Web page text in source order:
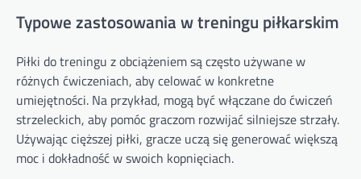
Typowe zastosowania w treningu piłkarskim
Piłki do treningu z obciążeniem są często używane w
różnych ćwiczeniach, aby celować w konkretne
umiejętności. Na przykład, mogą być włączane do ćwiczeń
strzeleckich, aby pomóc graczom rozwijać silniejsze strzały.
Używając cięższej piłki, gracze uczą się generować większą
moc i dokładność w swoich kopnięciach.